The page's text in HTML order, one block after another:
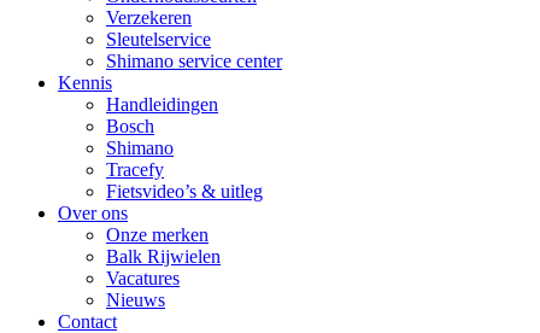
Verzekeren
Sleutelservice
Shimano service center
Kennis
Handleidingen
Bosch
Shimano
Tracefy
Fietsvideo’s & uitleg
Over ons
Onze merken
Balk Rijwielen
Vacatures
Nieuws
Contact